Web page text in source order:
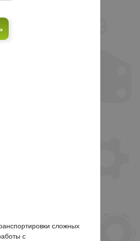
сложных
с